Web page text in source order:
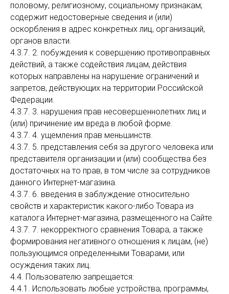
половому, религиозному, социальному признакам;
содержит недостоверные сведения и (или)
оскорбления в адрес конкретных лиц, организаций,
органов власти.
4.3.7. 2. побуждения к совершению противоправных
действий, а также содействия лицам, действия
которых направлены на нарушение ограничений и
запретов, действующих на территории Российской
Федерации.
4.3.7. 3. нарушения прав несовершеннолетних лиц и
(или) причинение им вреда в любой форме.
4.3.7. 4. ущемления прав меньшинств.
4.3.7. 5. представления себя за другого человека или
представителя организации и (или) сообщества без
достаточных на то прав, в том числе за сотрудников
данного Интернет-магазина.
4.3.7. 6. введения в заблуждение относительно
свойств и характеристик какого-либо Товара из
каталога Интернет-магазина, размещенного на Сайте.
4.3.7. 7. некорректного сравнения Товара, а также
формирования негативного отношения к лицам, (не)
пользующимся определенными Товарами, или
осуждения таких лиц.
4.4. Пользователю запрещается:
4.4.1. Использовать любые устройства, программы,